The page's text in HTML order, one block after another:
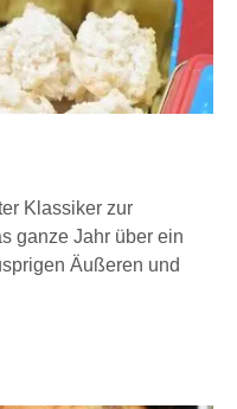
Klassiker zur
ganze Jahr über ein
Äußeren und